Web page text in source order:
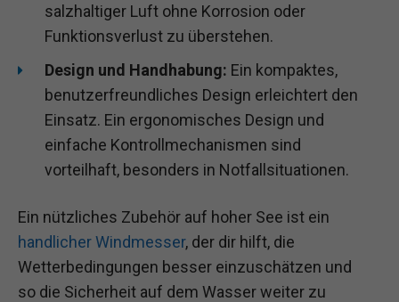
salzhaltiger Luft ohne Korrosion oder
Funktionsverlust zu überstehen.
Design und Handhabung: Ein kompaktes,
benutzerfreundliches Design erleichtert den
Einsatz. Ein ergonomisches Design und
einfache Kontrollmechanismen sind
vorteilhaft, besonders in Notfallsituationen.
Ein nützliches Zubehör auf hoher See ist ein
handlicher Windmesser, der dir hilft, die
Wetterbedingungen besser einzuschätzen und
so die Sicherheit auf dem Wasser weiter zu